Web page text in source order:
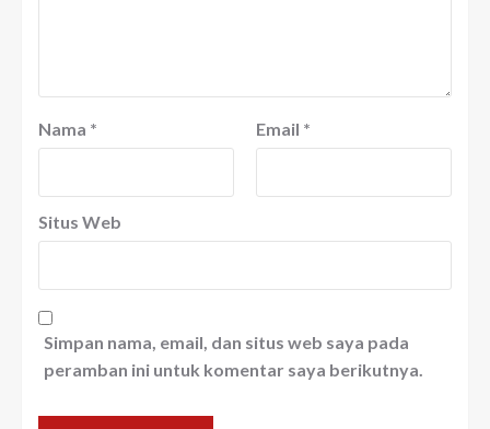
Nama * Email *
Situs Web
Simpan nama, email, dan situs web saya pada
peramban ini untuk komentar saya berikutnya.